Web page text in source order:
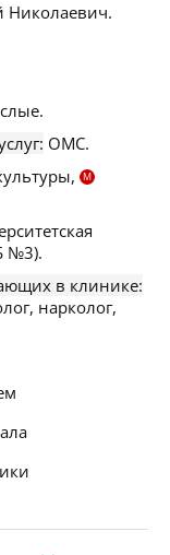
Николаевич.
ОМС.
М
№3).
в клинике:
нарколог,